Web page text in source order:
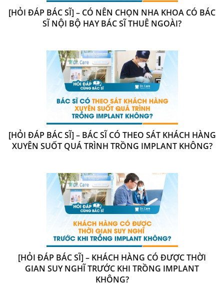
[HỎI ĐÁP BÁC SĨ] – CÓ NÊN CHỌN NHA KHOA CÓ BÁC
SĨ NỘI BỘ HAY BÁC SĨ THUÊ NGOÀI?
[HỎI ĐÁP BÁC SĨ] – BÁC SĨ CÓ THEO SÁT KHÁCH HÀNG
XUYÊN SUỐT QUÁ TRÌNH TRỒNG IMPLANT KHÔNG?
[HỎI ĐÁP BÁC SĨ] – KHÁCH HÀNG CÓ ĐƯỢC THỜI
GIAN SUY NGHĨ TRƯỚC KHI TRỒNG IMPLANT
KHÔNG?